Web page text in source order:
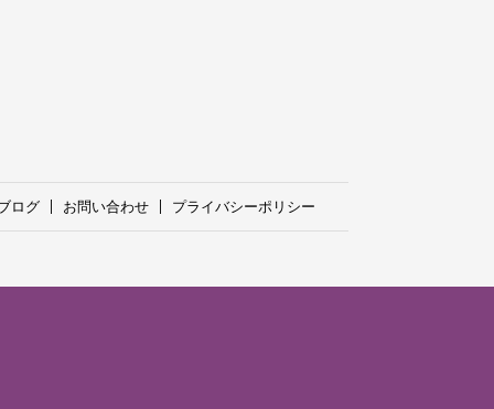
ログ お問い合わせ プライバシーポリシー